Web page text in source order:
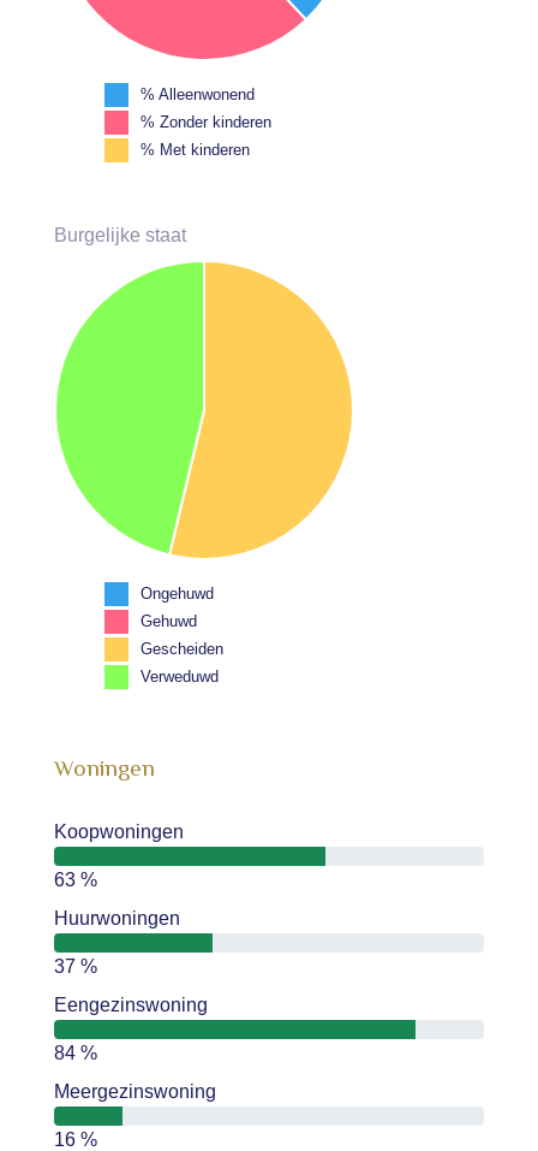
% Alleenwonend
% Zonder kinderen
% Met kinderen
Burgelijke staat
Ongehuwd
Gehuwd
Gescheiden
Verweduwd
Woningen
Koopwoningen
63 %
Huurwoningen
37 %
Eengezinswoning
84 %
Meergezinswoning
16 %